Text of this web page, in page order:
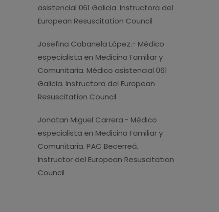
asistencial 061 Galicia. Instructora del
European Resuscitation Council
Josefina Cabanela López.- Médico
especialista en Medicina Familiar y
Comunitaria. Médico asistencial 061
Galicia. Instructora del European
Resuscitation Council
Jonatan Miguel Carrera.- Médico
especialista en Medicina Familiar y
Comunitaria. PAC Becerreá.
Instructor del European Resuscitation
Council